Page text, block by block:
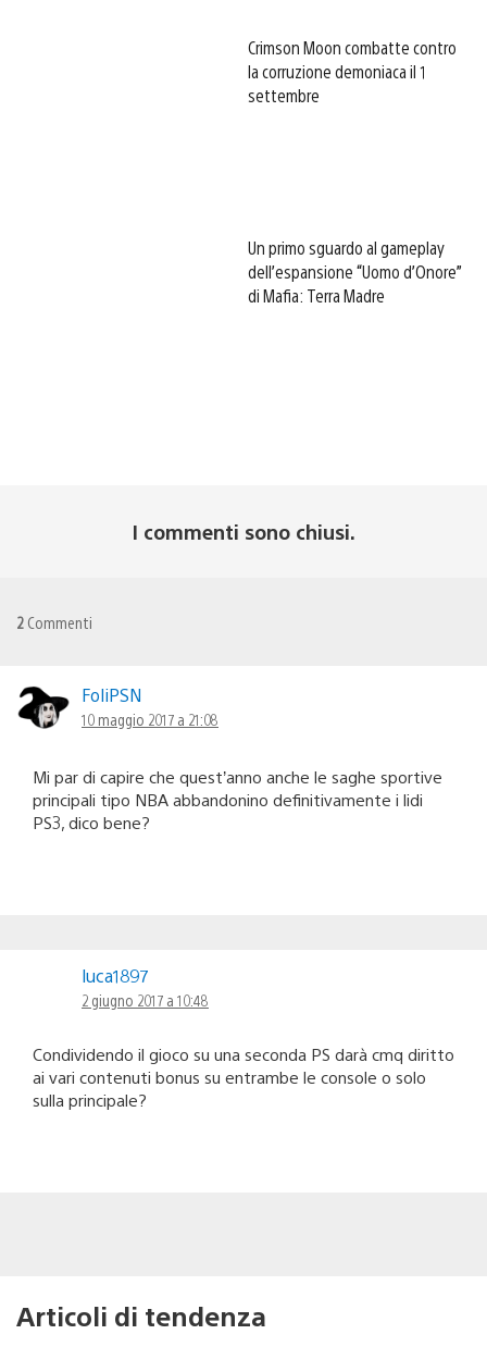
Crimson Moon combatte contro
la corruzione demoniaca il 1
settembre
Un primo sguardo al gameplay
dell’espansione “Uomo d’Onore”
di Mafia: Terra Madre
I commenti sono chiusi.
2 Commenti
FoliPSN
10 maggio 2017 a 21:08
Mi par di capire che quest’anno anche le saghe sportive
principali tipo NBA abbandonino definitivamente i lidi
PS3, dico bene?
luca1897
2 giugno 2017 a 10:48
Condividendo il gioco su una seconda PS darà cmq diritto
ai vari contenuti bonus su entrambe le console o solo
sulla principale?
Articoli di tendenza